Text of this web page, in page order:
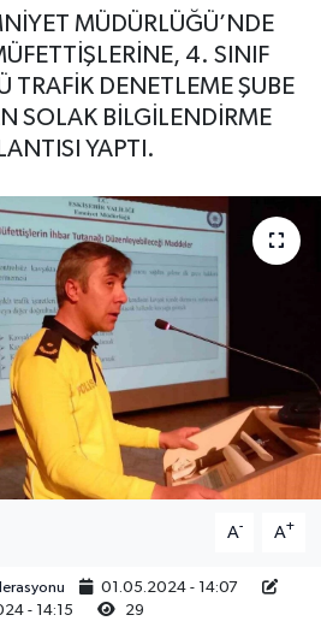
MÜDÜRLÜĞÜ’NDE
4. SINIF
TRAFİK DENETLEME ŞUBE
SOLAK BİLGİLENDİRME
YAPTI.
A- A+
01.05.2024 - 14:07
- 14:15
29